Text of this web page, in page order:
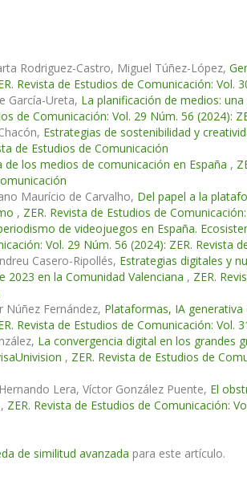
Rodriguez-Castro, Miguel Túñez-López,
Revista de Estudios de Comunicación: Vol.
García-Ureta, La planificación de medios:
de Comunicación: Vol. 29 Núm. 56 (2024):
Estrategias de sostenibilidad y
de Estudios de Comunicación
de los medios de comunicación en España ,
Maurício de Carvalho, Del papel a la
, ZER. Revista de Estudios de
de videojuegos en España.
Vol. 29 Núm. 56 (2024): ZER. Revista
Casero-Ripollés, Estrategias digitales y
2023 en la Comunidad Valenciana , ZER.
Núñez Fernández, Plataformas, IA
Revista de Estudios de Comunicación: Vol.
La convergencia digital en los grandes
, ZER. Revista de Estudios de
Lera, Víctor González Puente, El
, ZER. Revista de Estudios de Comunicación:
de similitud avanzada para este artículo.